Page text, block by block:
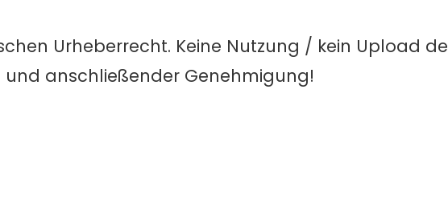
Urheberrecht. Keine Nutzung / kein Upload
anschließender Genehmigung!